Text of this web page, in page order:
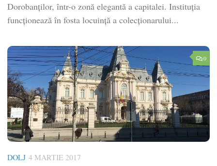
Dorobanților, într-o zonă elegantă a capitalei. Instituția
funcționează în fosta locuință a colecționarului...
0
DOLJ 4 MARTIE 2017